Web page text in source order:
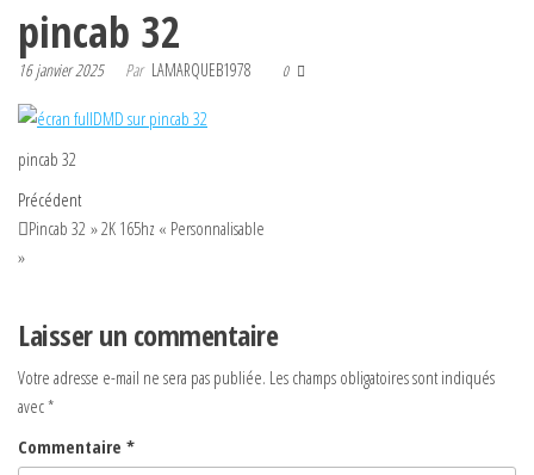
pincab 32
16 janvier 2025 Par LAMARQUEB1978 0
pincab 32
Navigation
de
Article
précédent
Précédent
Pincab 32 » 2K 165hz « Personnalisable
»
Laisser un commentaire
Votre adresse e-mail ne sera pas publiée. Les champs obligatoires sont indiqués
avec*
Commentaire *